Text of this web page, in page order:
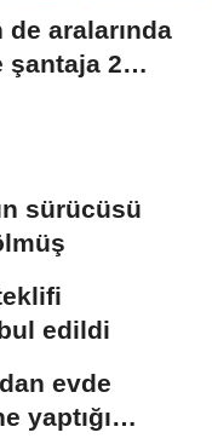
aralarında
şantaja 2
sürücüsü
edildi
evde
yaptığı